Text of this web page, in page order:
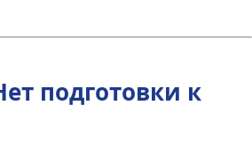
подготовки к